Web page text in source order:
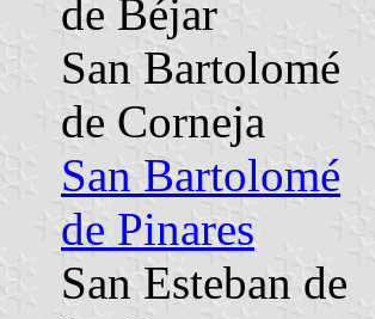
de Béjar
San Bartolomé
de Corneja
San Bartolomé
de Pinares
San Esteban de